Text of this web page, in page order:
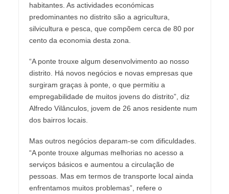
habitantes. As actividades económicas
predominantes no distrito são a agricultura,
silvicultura e pesca, que compõem cerca de 80 por
cento da economia desta zona.
“A ponte trouxe algum desenvolvimento ao nosso
distrito. Há novos negócios e novas empresas que
surgiram graças à ponte, o que permitiu a
empregabilidade de muitos jovens do distrito”, diz
Alfredo Vilânculos, jovem de 26 anos residente num
dos bairros locais.
Mas outros negócios deparam-se com dificuldades.
“A ponte trouxe algumas melhorias no acesso a
serviços básicos e aumentou a circulação de
pessoas. Mas em termos de transporte local ainda
enfrentamos muitos problemas”, refere o